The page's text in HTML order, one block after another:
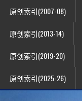
原创索引(2007-08)
原创索引(2013-14)
原创索引(2019-20)
原创索引(2025-26)